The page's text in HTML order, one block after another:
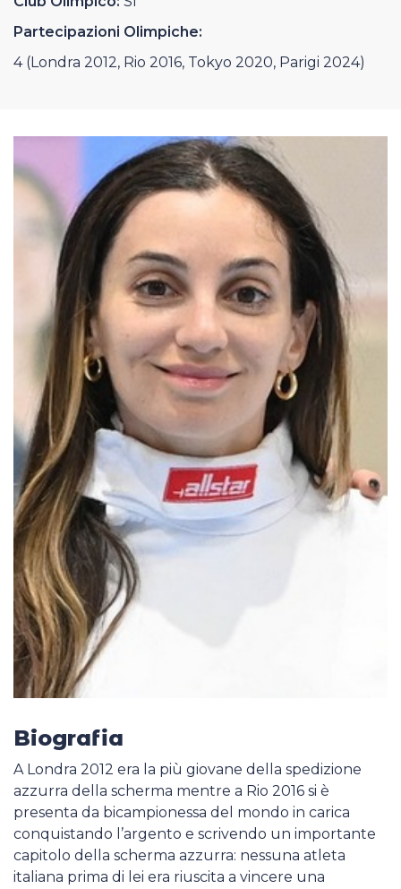
Partecipazioni Olimpiche:
4 (Londra 2012, Rio 2016, Tokyo 2020, Parigi 2024)
Biografia
A Londra 2012 era la più giovane della spedizione
azzurra della scherma mentre a Rio 2016 si è
presenta da bicampionessa del mondo in carica
conquistando l’argento e scrivendo un importante
capitolo della scherma azzurra: nessuna atleta
italiana prima di lei era riuscita a vincere una